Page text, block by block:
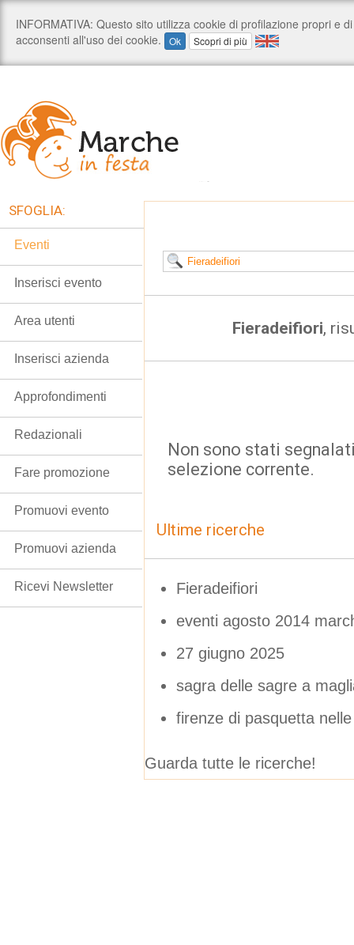
Fieradeifiori,
Non sono stati
selezione corrente.
Ultime ricerche
Fieradeifiori
eventi agosto 2014
27 giugno 2025
sagra delle sagre a
firenze di pasquetta
Guarda tutte le ricerche!
SFOGLIA:
Eventi
Inserisci evento
Area utenti
Inserisci azienda
Approfondimenti
Redazionali
Fare promozione
Promuovi evento
Promuovi azienda
Ricevi Newsletter